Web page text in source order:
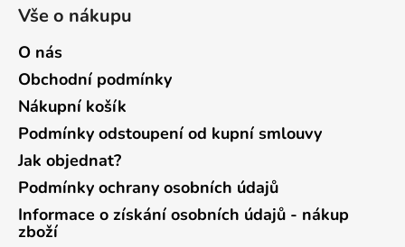
Vše o nákupu
O nás
Obchodní podmínky
Nákupní košík
Podmínky odstoupení od kupní smlouvy
Jak objednat?
Podmínky ochrany osobních údajů
Informace o získání osobních údajů - nákup
zboží